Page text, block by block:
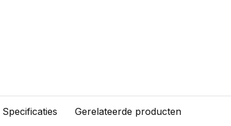
Specificaties Gerelateerde producten